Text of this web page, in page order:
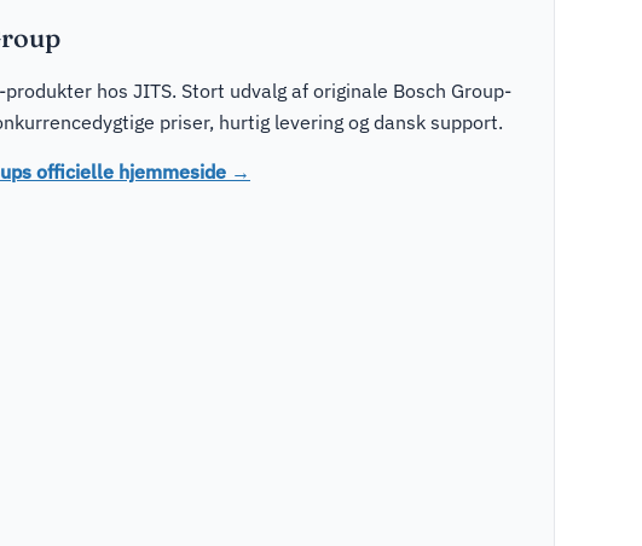
produkter hos JITS. Stort udvalg af originale Bosch Group-
priser, hurtig levering og dansk support.
officielle hjemmeside →